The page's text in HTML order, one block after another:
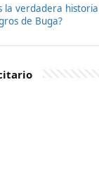
la verdadera
de Buga?